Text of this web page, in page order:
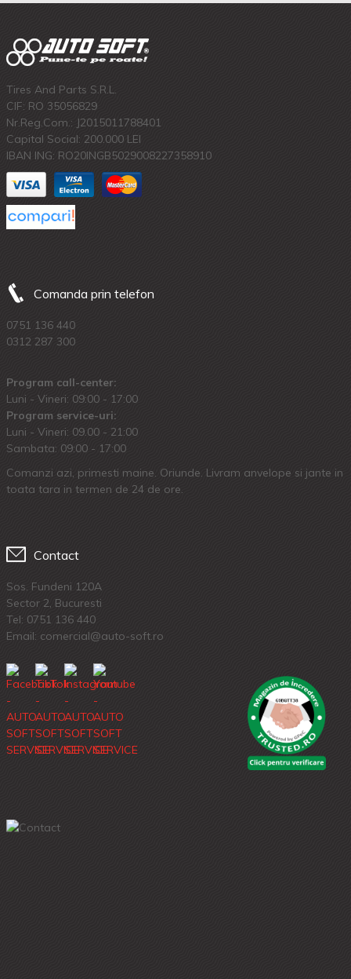
Tires And Parts S.R.L.
CIF: RO 35056829
Nr.Reg.Com.: J2015011788401
Capital Social: 200.000 LEI
IBAN ING: RO20INGB5029008227358910
Comanda prin telefon
0751 136 440
0312 287 300
Program call-center:
Luni - Vineri: 09:00 - 17:00
Program service-uri:
Luni - Vineri: 09.00 - 21:00
Sambata: 09:00 - 17:00
Comanzi azi, primesti maine. Oriunde. Livram anvelope si jante in
toata tara in termen de 24 de ore.
Contact
Sos. Fundeni 120A
Sector 2, Bucuresti
Tel: 0751 136 440
Email: comercial@auto-soft.ro